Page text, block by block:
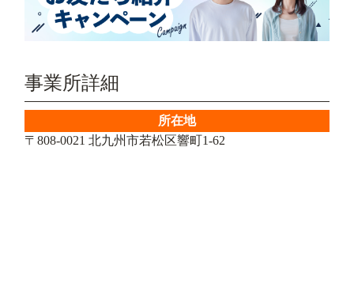
事業所詳細
所在地
〒808-0021 北九州市若松区響町1-62